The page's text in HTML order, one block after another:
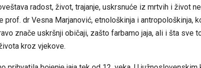
radost, život, trajanje, uskrsnuće iz mrtvih i život
prof. dr Vesna Marjanović, etnološkinja i antropološkinja,
znače uskršnji običaji, zašto farbamo jaja, ali i šta sve
kroz vjekove.